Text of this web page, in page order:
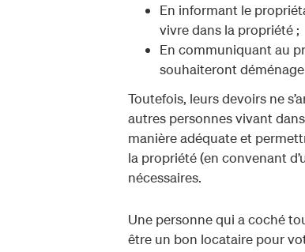
En informant le
vivre dans la propriété ;
En communiquant au
souhaiteront
Toutefois, leurs devoirs ne
autres personnes vivant
manière adéquate et
la propriété (en convenant
nécessaires.
Une personne qui a coché
être un bon locataire pour